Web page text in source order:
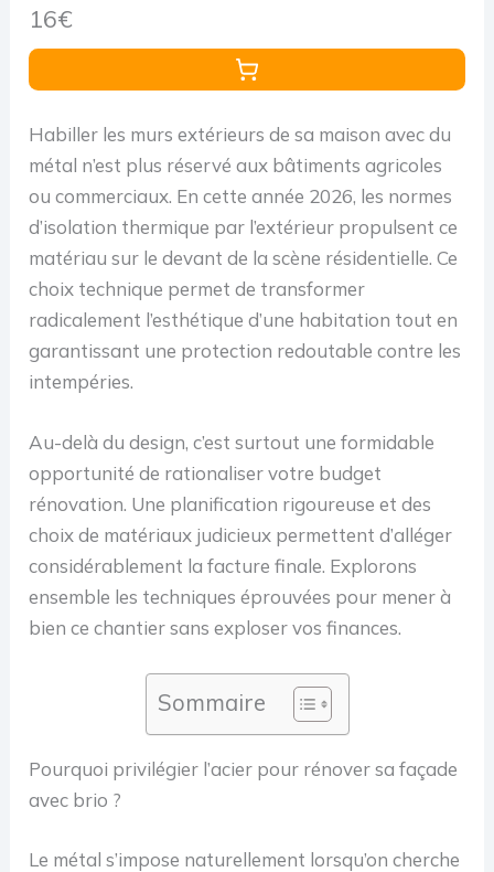
Rouille/Corrosion/Peinture
16€
Habiller les murs extérieurs de sa maison avec du
métal n’est plus réservé aux bâtiments agricoles
ou commerciaux. En cette année 2026, les normes
d’isolation thermique par l’extérieur propulsent ce
matériau sur le devant de la scène résidentielle. Ce
choix technique permet de transformer
radicalement l’esthétique d’une habitation tout en
garantissant une protection redoutable contre les
intempéries.
Au-delà du design, c’est surtout une formidable
opportunité de rationaliser votre budget
rénovation. Une planification rigoureuse et des
choix de matériaux judicieux permettent d’alléger
considérablement la facture finale. Explorons
ensemble les techniques éprouvées pour mener à
bien ce chantier sans exploser vos finances.
Sommaire
Pourquoi privilégier l’acier pour rénover sa façade
avec brio ?
Le métal s’impose naturellement lorsqu’on cherche